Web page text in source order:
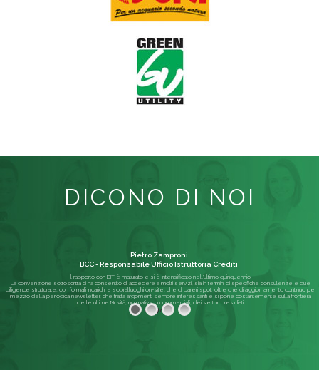
DICONO DI NOI
Il rapporto con BIT è maturato e si è intensificato nell'ultimo quinquennio.
La convenzione sottoscritta ci ha consentito di accedere a molti servizi, sia in termini di specifiche consulenze e due
diligence strutturate, con formali incarichi e sopralluoghi on-site, che di pareri spot; oltre che di aggiornamento continuo per
mezzo della periodica newsletter, che tratta argomenti sempre interessanti e si pone costantemente sulla frontiera
delle ultime Novità, normative o commerciali, dei settori presidiati.
Pietro Zamproni
BCC - Responsabile Ufficio Istruttoria Crediti
Leggi di più